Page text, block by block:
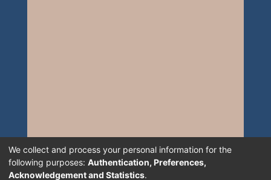
We collect and process your personal information for the
following purposes: Authentication, Preferences,
Acknowledgement and Statistics.